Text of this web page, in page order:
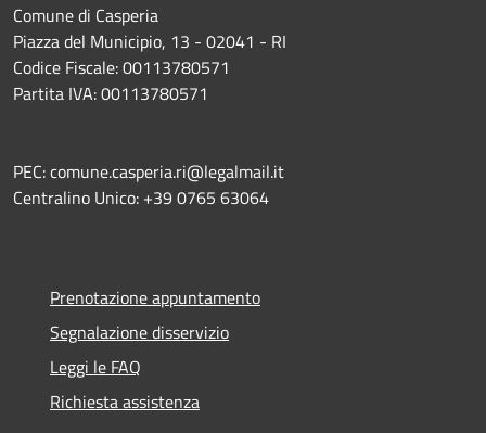
Comune di Casperia
Piazza del Municipio, 13 - 02041 - RI
Codice Fiscale: 00113780571
Partita IVA: 00113780571
PEC: comune.casperia.ri@legalmail.it
Centralino Unico: +39 0765 63064
Prenotazione appuntamento
Segnalazione disservizio
Leggi le FAQ
Richiesta assistenza